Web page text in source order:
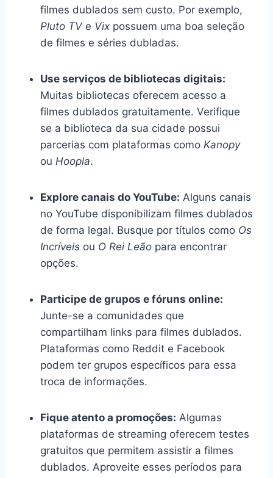
filmes dublados sem custo. Por exemplo,
Pluto TV e Vix possuem uma boa seleção
de filmes e séries dubladas.
Use serviços de bibliotecas digitais:
Muitas bibliotecas oferecem acesso a
filmes dublados gratuitamente. Verifique
se a biblioteca da sua cidade possui
parcerias com plataformas como Kanopy
ou Hoopla.
Explore canais do YouTube: Alguns canais
no YouTube disponibilizam filmes dublados
de forma legal. Busque por títulos como Os
Incríveis ou O Rei Leão para encontrar
opções.
Participe de grupos e fóruns online:
Junte-se a comunidades que
compartilham links para filmes dublados.
Plataformas como Reddit e Facebook
podem ter grupos específicos para essa
troca de informações.
Fique atento a promoções: Algumas
plataformas de streaming oferecem testes
gratuitos que permitem assistir a filmes
dublados. Aproveite esses períodos para